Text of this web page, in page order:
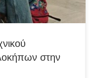
στην